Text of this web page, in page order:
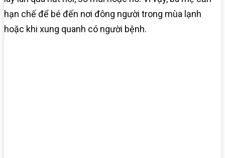
hạn chế để bé đến nơi đông người trong mùa lạnh
hoặc khi xung quanh có người bệnh.